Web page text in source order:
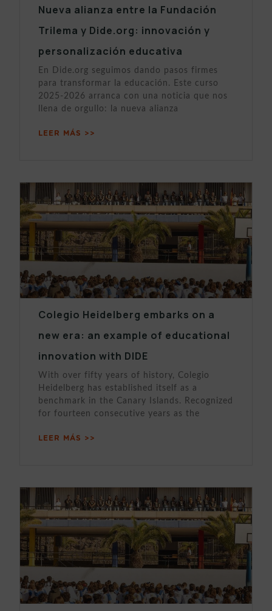
Nueva alianza entre la Fundación
Trilema y Dide.org: innovación y
personalización educativa
En Dide.org seguimos dando pasos firmes
para transformar la educación. Este curso
2025-2026 arranca con una noticia que nos
llena de orgullo: la nueva alianza
LEER MÁS >>
Colegio Heidelberg embarks on a
new era: an example of educational
innovation with DIDE
With over fifty years of history, Colegio
Heidelberg has established itself as a
benchmark in the Canary Islands. Recognized
for fourteen consecutive years as the
LEER MÁS >>